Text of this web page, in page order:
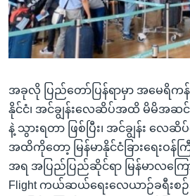
အခုလို ပြည်တော်ပြန်ရာမှာ အမေရိက
နိုင်ငံ၊ အင်ချွန်းလေဆိပ်အထိ မိမိအဆင်
နဲ့ သွားရတာ ဖြစ်ပြီး၊ အင်ချွန်း လ
အထိကိုတော့ မြန်မာနိုင်ငံခြားရေးဝန်ကြီ
အရ အပြည်ပြည်ဆိုင်ရာ မြန်မာလကြော
Flight ကယ်ဆယ်ရေးလေယာဉ်ခရီးစဉ်